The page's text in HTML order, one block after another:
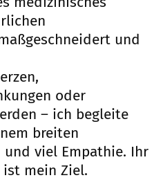
und
oder
– ich begleite
breiten
viel Empathie. Ihr
ist mein Ziel.